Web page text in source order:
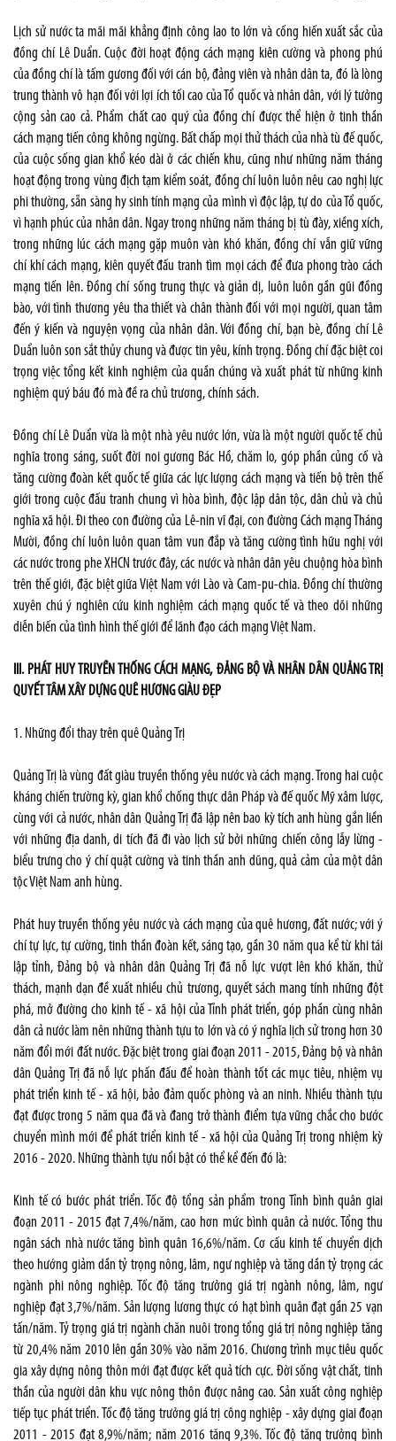
Lịch sử nước ta mãi mãi khẳng định công lao to lớn và cống hiến xuất sắc của
đồng chí Lê Duẩn. Cuộc đời hoạt động cách mạng kiên cường và phong phú
của đồng chí là tấm gương đối với cán bộ, đảng viên và nhân dân ta, đó là lòng
trung thành vô hạn đối với lợi ích tối cao của Tổ quốc và nhân dân, với lý tưởng
cộng sản cao cả. Phẩm chất cao quý của đồng chí được thể hiện ở tinh thần
cách mạng tiến công không ngừng. Bất chấp mọi thử thách của nhà tù đế quốc,
của cuộc sống gian khổ kéo dài ở các chiến khu, cũng như những năm tháng
hoạt động trong vùng địch tạm kiểm soát, đồng chí luôn luôn nêu cao nghị lực
phi thường, sẵn sàng hy sinh tính mạng của mình vì độc lập, tự do của Tổ quốc,
vì hạnh phúc của nhân dân. Ngay trong những năm tháng bị tù đày, xiềng xích,
trong những lúc cách mạng gặp muôn vàn khó khăn, đồng chí vẫn giữ vững
chí khí cách mạng, kiên quyết đấu tranh tìm mọi cách để đưa phong trào cách
mạng tiến lên. Đồng chí sống trung thực và giản dị, luôn luôn gần gũi đồng
bào, với tình thương yêu tha thiết và chân thành đối với mọi người, quan tâm
đến ý kiến và nguyện vọng của nhân dân. Với đồng chí, bạn bè, đồng chí Lê
Duẩn luôn son sắt thủy chung và được tin yêu, kính trọng. Đồng chí đặc biệt coi
trọng việc tổng kết kinh nghiệm của quần chúng và xuất phát từ những kinh
nghiệm quý báu đó mà đề ra chủ trương, chính sách.
Đồng chí Lê Duẩn vừa là một nhà yêu nước lớn, vừa là một người quốc tế chủ
nghĩa trong sáng, suốt đời noi gương Bác Hồ, chăm lo, góp phần củng cố và
tăng cường đoàn kết quốc tế giữa các lực lượng cách mạng và tiến bộ trên thế
giới trong cuộc đấu tranh chung vì hòa bình, độc lập dân tộc, dân chủ và chủ
nghĩa xã hội. Đi theo con đường của Lê-nin vĩ đại, con đường Cách mạng Tháng
Mười, đồng chí luôn luôn quan tâm vun đắp và tăng cường tình hữu nghị với
các nước trong phe XHCN trước đây, các nước và nhân dân yêu chuộng hòa bình
trên thế giới, đặc biệt giữa Việt Nam với Lào và Cam-pu-chia. Đồng chí thường
xuyên chú ý nghiên cứu kinh nghiệm cách mạng quốc tế và theo dõi những
diễn biến của tình hình thế giới để lãnh đạo cách mạng Việt Nam.
III. PHÁT HUY TRUYỀN THỐNG CÁCH MẠNG, ĐẢNG BỘ VÀ NHÂN DÂN QUẢNG TRỊ
QUYẾT TÂM XÂY DỰNG QUÊ HƯƠNG GIÀU ĐẸP
1. Những đổi thay trên quê Quảng Trị
Quảng Trị là vùng đất giàu truyền thống yêu nước và cách mạng. Trong hai cuộc
kháng chiến trường kỳ, gian khổ chống thực dân Pháp và đế quốc Mỹ xâm lược,
cùng với cả nước, nhân dân Quảng Trị đã lập nên bao kỳ tích anh hùng gắn liền
với những địa danh, di tích đã đi vào lịch sử bởi những chiến công lẫy lừng -
biểu trưng cho ý chí quật cường và tinh thần anh dũng, quả cảm của một dân
tộc Việt Nam anh hùng.
Phát huy truyền thống yêu nước và cách mạng của quê hương, đất nước; với ý
chí tự lực, tự cường, tinh thần đoàn kết, sáng tạo, gần 30 năm qua kể từ khi tái
lập tỉnh, Đảng bộ và nhân dân Quảng Trị đã nỗ lực vượt lên khó khăn, thử
thách, mạnh dạn đề xuất nhiều chủ trương, quyết sách mang tính những đột
phá, mở đường cho kinh tế - xã hội của Tỉnh phát triển, góp phần cùng nhân
dân cả nước làm nên những thành tựu to lớn và có ý nghĩa lịch sử trong hơn 30
năm đổi mới đất nước. Đặc biệt trong giai đoạn 2011 - 2015, Đảng bộ và nhân
dân Quảng Trị đã nỗ lực phấn đấu để hoàn thành tốt các mục tiêu, nhiệm vụ
phát triển kinh tế - xã hội, bảo đảm quốc phòng và an ninh. Nhiều thành tựu
đạt được trong 5 năm qua đã và đang trở thành điểm tựa vững chắc cho bước
chuyển mình mới để phát triển kinh tế - xã hội của Quảng Trị trong nhiệm kỳ
2016 - 2020. Những thành tựu nổi bật có thể kể đến đó là:
Kinh tế có bước phát triển. Tốc độ tổng sản phẩm trong Tỉnh bình quân giai
đoạn 2011 - 2015 đạt 7,4%/năm, cao hơn mức bình quân cả nước. Tổng thu
ngân sách nhà nước tăng bình quân 16,6%/năm. Cơ cấu kinh tế chuyển dịch
theo hướng giảm dần tỷ trọng nông, lâm, ngư nghiệp và tăng dần tỷ trọng các
ngành phi nông nghiệp. Tốc độ tăng trưởng giá trị ngành nông, lâm, ngư
nghiệp đạt 3,7%/năm. Sản lượng lương thực có hạt bình quân đạt gần 25 vạn
tấn/năm. Tỷ trọng giá trị ngành chăn nuôi trong tổng giá trị nông nghiệp tăng
từ 20,4% năm 2010 lên gần 30% vào năm 2016. Chương trình mục tiêu quốc
gia xây dựng nông thôn mới đạt được kết quả tích cực. Đời sống vật chất, tinh
thần của người dân khu vực nông thôn được nâng cao. Sản xuất công nghiệp
tiếp tục phát triển. Tốc độ tăng trưởng giá trị công nghiệp - xây dựng giai đoạn
2011 - 2015 đạt 8,9%/năm; năm 2016 tăng 9,3%. Tốc độ tăng trưởng bình